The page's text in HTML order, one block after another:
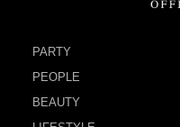
PARTY
PEOPLE
BEAUTY